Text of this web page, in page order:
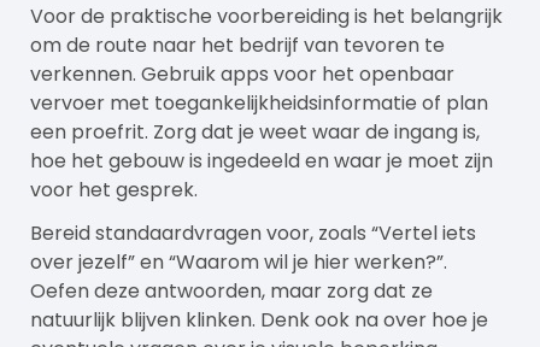
Voor de praktische voorbereiding is het belangrijk
om de route naar het bedrijf van tevoren te
verkennen. Gebruik apps voor het openbaar
vervoer met toegankelijkheidsinformatie of plan
een proefrit. Zorg dat je weet waar de ingang is,
hoe het gebouw is ingedeeld en waar je moet zijn
voor het gesprek.
Bereid standaardvragen voor, zoals “Vertel iets
over jezelf” en “Waarom wil je hier werken?”.
Oefen deze antwoorden, maar zorg dat ze
natuurlijk blijven klinken. Denk ook na over hoe je